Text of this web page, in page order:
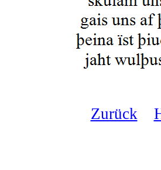
Zurück